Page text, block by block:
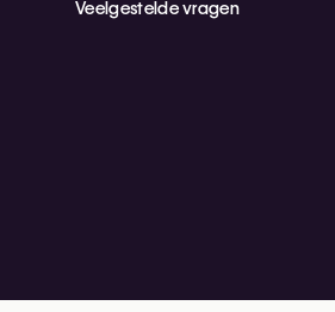
Veelgestelde vragen